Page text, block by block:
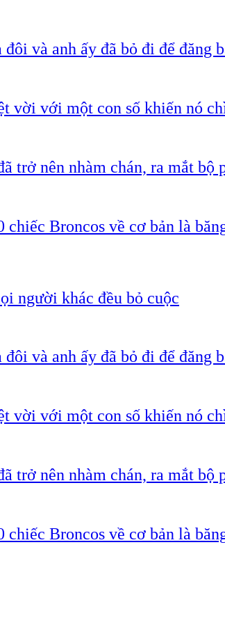
và anh ấy đã bỏ đi để đăng
vời với một con số khiến nó
trở nên nhàm chán, ra mắt bộ
chiếc Broncos về cơ bản là
người khác đều bỏ cuộc
và anh ấy đã bỏ đi để đăng
vời với một con số khiến nó
trở nên nhàm chán, ra mắt bộ
chiếc Broncos về cơ bản là